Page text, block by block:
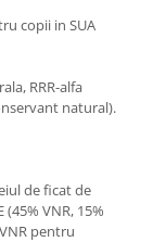
copii in SUA
RRR-alfa
natural).
de ficat de
VNR, 15%
pentru